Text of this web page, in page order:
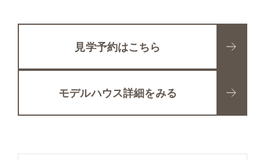
見学予約はこちら
モデルハウス詳細をみる